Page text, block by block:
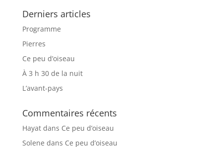
Derniers articles
Programme
Pierres
Ce peu d’oiseau
À 3 h 30 de la nuit
L’avant-pays
Commentaires récents
Hayatdans Ce peu d’oiseau
Solene dans Ce peu d’oiseau